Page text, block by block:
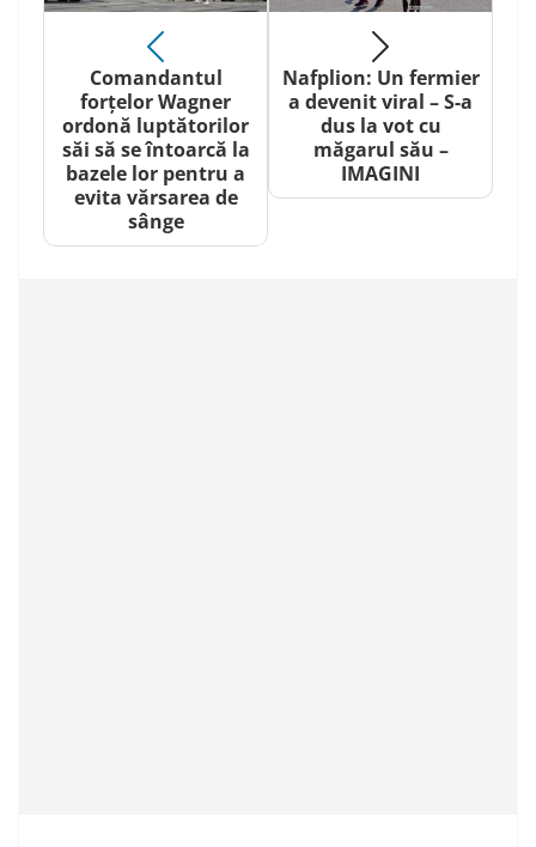
Comandantul
forțelor Wagner
ordonă luptătorilor
săi să se întoarcă la
bazele lor pentru a
evita vărsarea de
sânge
Nafplion: Un fermier
a devenit viral – S-a
dus la vot cu
măgarul său –
IMAGINI